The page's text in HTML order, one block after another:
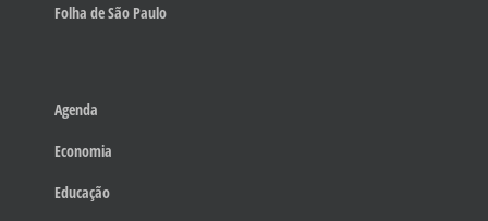
Folha de São Paulo
Agenda
Economia
Educação